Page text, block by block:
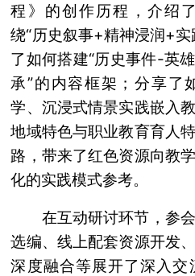
程》的创作历程，介绍
绕“历史叙事+精神浸润+
了如何搭建“历史事件-英
承”的内容框架；分享了
学、沉浸式情景实践嵌入
地域特色与职业教育育人
路，带来了红色资源向教
化的实践模式参考。
在互动研讨环节，参
选编、线上配套资源开发
深度融合等展开了深入